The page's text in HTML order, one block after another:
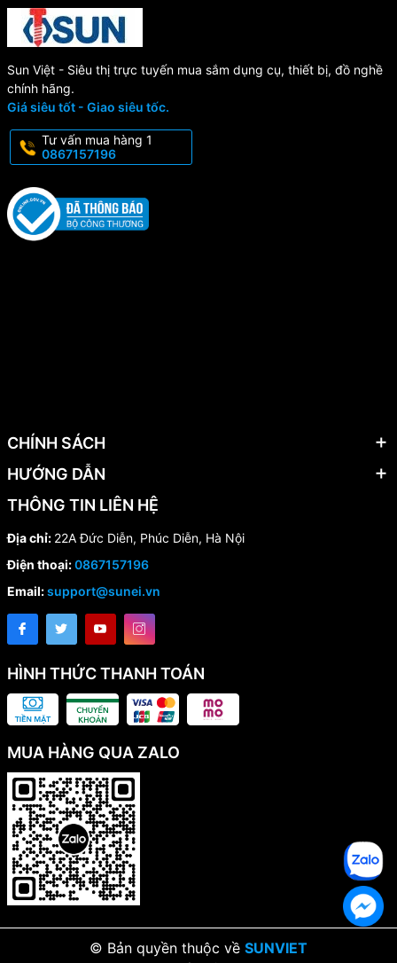
Sun Việt - Siêu thị trực tuyến mua sắm dụng cụ, thiết bị, đồ nghề
chính hãng.
Giá siêu tốt - Giao siêu tốc.
Tư vấn mua hàng 1
0867157196
CHÍNH SÁCH
HƯỚNG DẪN
THÔNG TIN LIÊN HỆ
Địa chỉ: 22A Đức Diễn, Phúc Diễn, Hà Nội
Điện thoại:0867157196
Email:support@sunei.vn
HÌNH THỨC THANH TOÁN
MUA HÀNG QUA ZALO
© Bản quyền thuộc về SUNVIET